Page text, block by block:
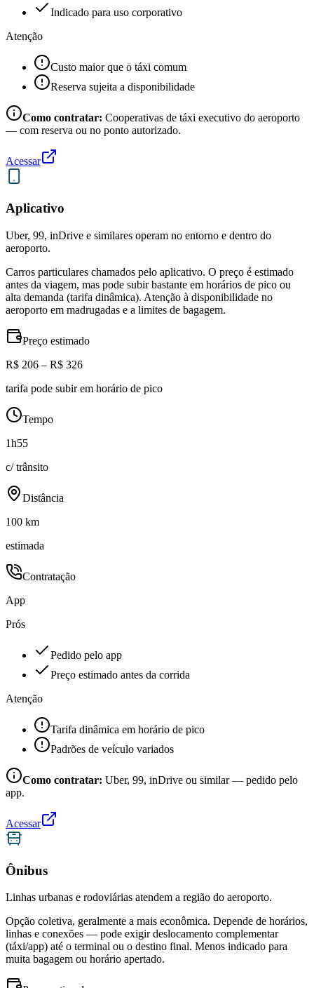
Indicado para uso corporativo
Atenção
Custo maior que o táxi comum
Reserva sujeita a disponibilidade
Como contratar: Cooperativas de táxi executivo do aeroporto
— com reserva ou no ponto autorizado.
Acessar
Aplicativo
Uber, 99, inDrive e similares operam no entorno e dentro do
aeroporto.
Carros particulares chamados pelo aplicativo. O preço é estimado
antes da viagem, mas pode subir bastante em horários de pico ou
alta demanda (tarifa dinâmica). Atenção à disponibilidade no
aeroporto em madrugadas e a limites de bagagem.
Preço estimado
R$ 206 – R$ 326
tarifa pode subir em horário de pico
Tempo
1h55
c/ trânsito
Distância
100 km
estimada
Contratação
App
Prós
Pedido pelo app
Preço estimado antes da corrida
Atenção
Tarifa dinâmica em horário de pico
Padrões de veículo variados
Como contratar: Uber, 99, inDrive ou similar — pedido pelo
app.
Acessar
Ônibus
Linhas urbanas e rodoviárias atendem a região do aeroporto.
Opção coletiva, geralmente a mais econômica. Depende de horários,
linhas e conexões — pode exigir deslocamento complementar
(táxi/app) até o terminal ou o destino final. Menos indicado para
muita bagagem ou horário apertado.